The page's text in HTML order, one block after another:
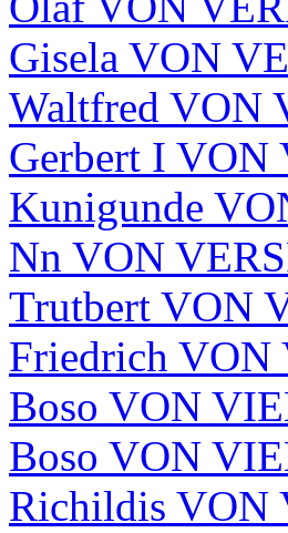
Gisela VON
Waltfred VON
Gerbert I
Kunigunde
Nn VON
Trutbert VON
Friedrich
Boso VON
Boso VON
Richildis VON